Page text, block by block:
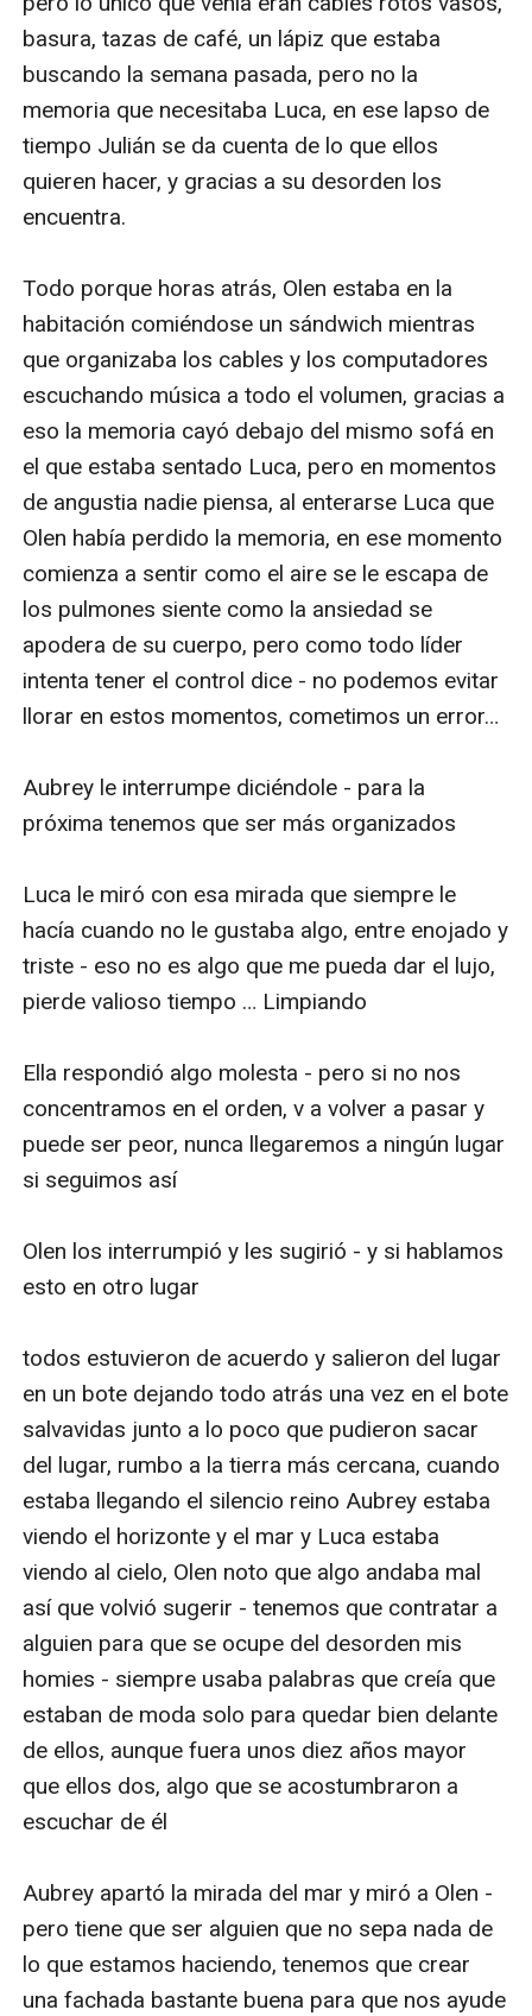
basura, tazas de café, un lápiz que estaba
buscando la semana pasada, pero no la
memoria que necesitaba Luca, en ese lapso de
tiempo Julián se da cuenta de lo que ellos
quieren hacer, y gracias a su desorden los
encuentra.
Todo porque horas atrás, Olen estaba en la
habitación comiéndose un sándwich mientras
que organizaba los cables y los computadores
escuchando música a todo el volumen, gracias a
eso la memoria cayó debajo del mismo sofá en
el que estaba sentado Luca, pero en momentos
de angustia nadie piensa, al enterarse Luca que
Olen había perdido la memoria, en ese momento
comienza a sentir como el aire se le escapa de
los pulmones siente como la ansiedad se
apodera de su cuerpo, pero como todo líder
intenta tener el control dice - no podemos evitar
llorar en estos momentos, cometimos un error…
Aubrey le interrumpe diciéndole - para la
próxima tenemos que ser más organizados
Luca le miró con esa mirada que siempre le
hacía cuando no le gustaba algo, entre enojado y
triste - eso no es algo que me pueda dar el lujo,
pierde valioso tiempo … Limpiando
Ella respondió algo molesta - pero si no nos
concentramos en el orden, v a volver a pasar y
puede ser peor, nunca llegaremos a ningún lugar
si seguimos así
Olen los interrumpió y les sugirió - y si hablamos
esto en otro lugar
todos estuvieron de acuerdo y salieron del lugar
en un bote dejando todo atrás una vez en el bote
salvavidas junto a lo poco que pudieron sacar
del lugar, rumbo a la tierra más cercana, cuando
estaba llegando el silencio reino Aubrey estaba
viendo el horizonte y el mar y Luca estaba
viendo al cielo, Olen noto que algo andaba mal
así que volvió sugerir - tenemos que contratar a
alguien para que se ocupe del desorden mis
homies - siempre usaba palabras que creía que
estaban de moda solo para quedar bien delante
de ellos, aunque fuera unos diez años mayor
que ellos dos, algo que se acostumbraron a
escuchar de él
Aubrey apartó la mirada del mar y miró a Olen -
pero tiene que ser alguien que no sepa nada de
lo que estamos haciendo, tenemos que crear
una fachada bastante buena para que nos ayude